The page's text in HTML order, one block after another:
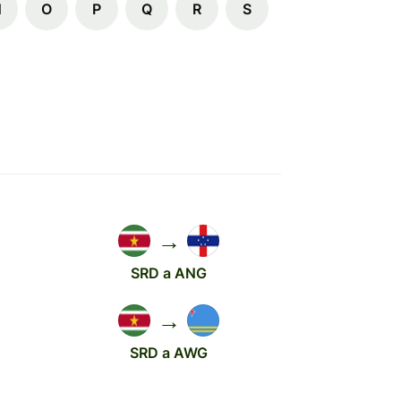
O P Q R S
→
SRD a ANG
→
SRD a AWG